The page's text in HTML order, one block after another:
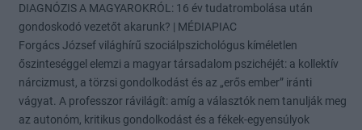
DIAGNÓZIS A MAGYAROKRÓL: 16 év tudatrombolása után
gondoskodó vezetőt akarunk? | MÉDIAPIAC
Forgács József világhírű szociálpszichológus kíméletlen
őszinteséggel elemzi a magyar társadalom pszichéjét: a kollektív
nárcizmust, a törzsi gondolkodást és az „erős ember” iránti
vágyat. A professzor rávilágít: amíg a választók nem tanulják meg
az autonóm, kritikus gondolkodást és a fékek-egyensúlyok